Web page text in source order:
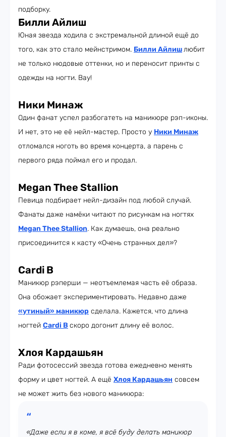
подборку.
Билли Айлиш
Юная звезда ходила с экстремальной длиной ещё до
того, как это стало мейнстримом. Билли Айлишлюбит
не только нюдовые оттенки, но и переносит принты с
одежды на ногти. Вау!
Ники Минаж
Один фанат успел разбогатеть на маникюре рэп-иконы.
И нет, это не её нейл-мастер. Просто у Ники Минаж
отломался ноготь во время концерта, а парень с
первого ряда поймал его и продал.
Megan Thee Stallion
Певица подбирает нейл-дизайн под любой случай.
Фанаты даже намёки читают по рисункам на ногтях
Megan Thee Stallion. Как думаешь, она реально
присоединится к касту «Очень странных дел»?
Cardi B
Маникюр рэперши — неотъемлемая часть её образа.
Она обожает экспериментировать. Недавно даже
«утиный» маникюр сделала. Кажется, что длина
ногтей Cardi B скоро догонит длину её волос.
Хлоя Кардашьян
Ради фотосессий звезда готова ежедневно менять
форму и цвет ногтей. А ещё Хлоя Кардашьян совсем
не может жить без нового маникюра:
«Даже если я в коме, я всё буду делать маникюр